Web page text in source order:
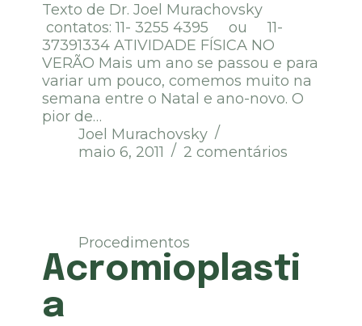
Texto de Dr. Joel Murachovsky
contatos: 11- 3255 4395 ou 11-
37391334 ATIVIDADE FÍSICA NO
VERÃO Mais um ano se passou e para
variar um pouco, comemos muito na
semana entre o Natal e ano-novo. O
pior de…
Joel Murachovsky
maio 6, 2011
2 comentários
Procedimentos
Acromioplasti
a